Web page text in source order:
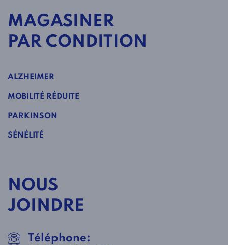
MAGASINER
PAR CONDITION
ALZHEIMER
MOBILITÉ RÉDUITE
PARKINSON
SÉNÉLITÉ
NOUS
JOINDRE
Téléphone: